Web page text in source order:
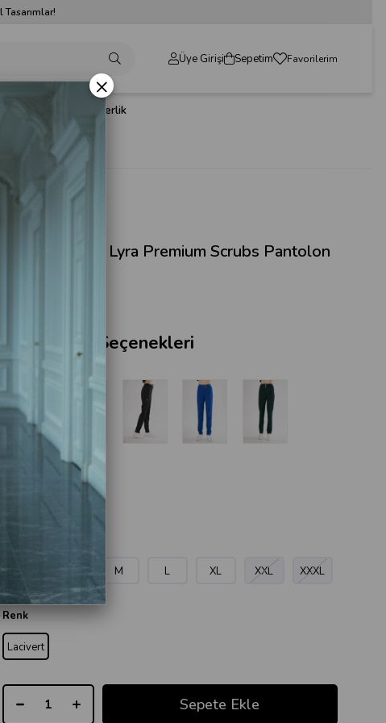
Üye Girişi Sepetim Favorilerim
Sabo Terlik
Lacivert Likralı Lyra Premium Scrubs Pantolon
Diğer Renk Seçenekleri
M L XL XXL XXXL
Renk
Lacivert
×